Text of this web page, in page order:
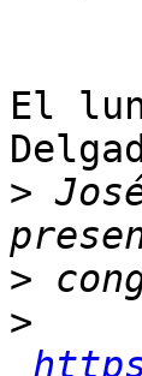
El
>
>
>